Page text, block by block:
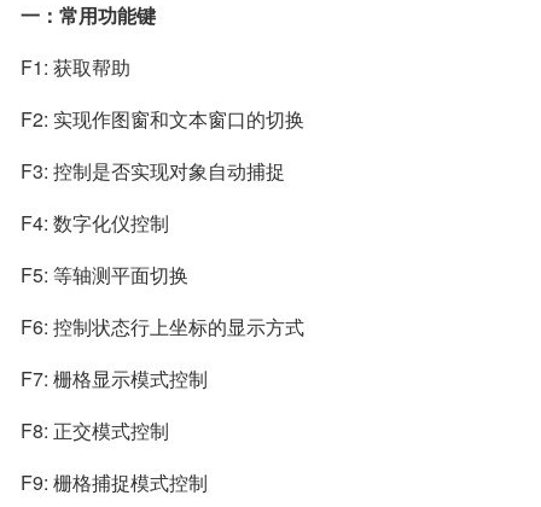
一：常用功能键
F1: 获取帮助
F2: 实现作图窗和文本窗口的切换
F3: 控制是否实现对象自动捕捉
F4: 数字化仪控制
F5: 等轴测平面切换
F6: 控制状态行上坐标的显示方式
F7: 栅格显示模式控制
F8: 正交模式控制
F9: 栅格捕捉模式控制